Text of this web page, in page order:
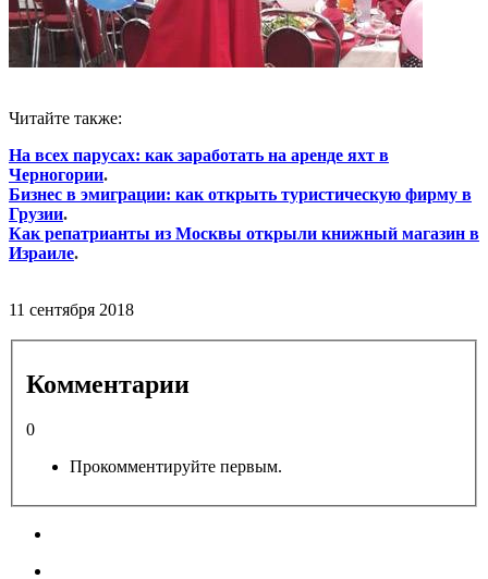
Читайте также:
На всех парусах: как заработать на аренде яхт в
Черногории.
Бизнес в эмиграции: как открыть туристическую фирму в
Грузии.
Как репатрианты из Москвы открыли книжный магазин в
Израиле.
11 сентября 2018
Комментарии
0
Прокомментируйте первым.